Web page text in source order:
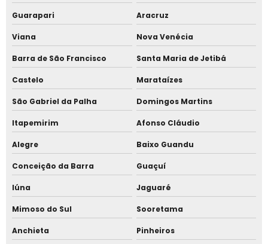
Locação de tenda piramidal
Locação de tenda sanfonada
Locação de tendas
Locação de tendas carpa
Locação de tendas para eventos
Locação de tendas preço
Montagem de galpão de lona
Orçamento de galpão de lona
Guarapari Aracruz
Viana Nova Venécia
Barra de São Francisco Santa Maria de Jetibá
Castelo Marataízes
São Gabriel da Palha Domingos Martins
Itapemirim Afonso Cláudio
Alegre Baixo Guandu
Conceição da Barra Guaçuí
Iúna Jaguaré
Mimoso do Sul Sooretama
Anchieta Pinheiros